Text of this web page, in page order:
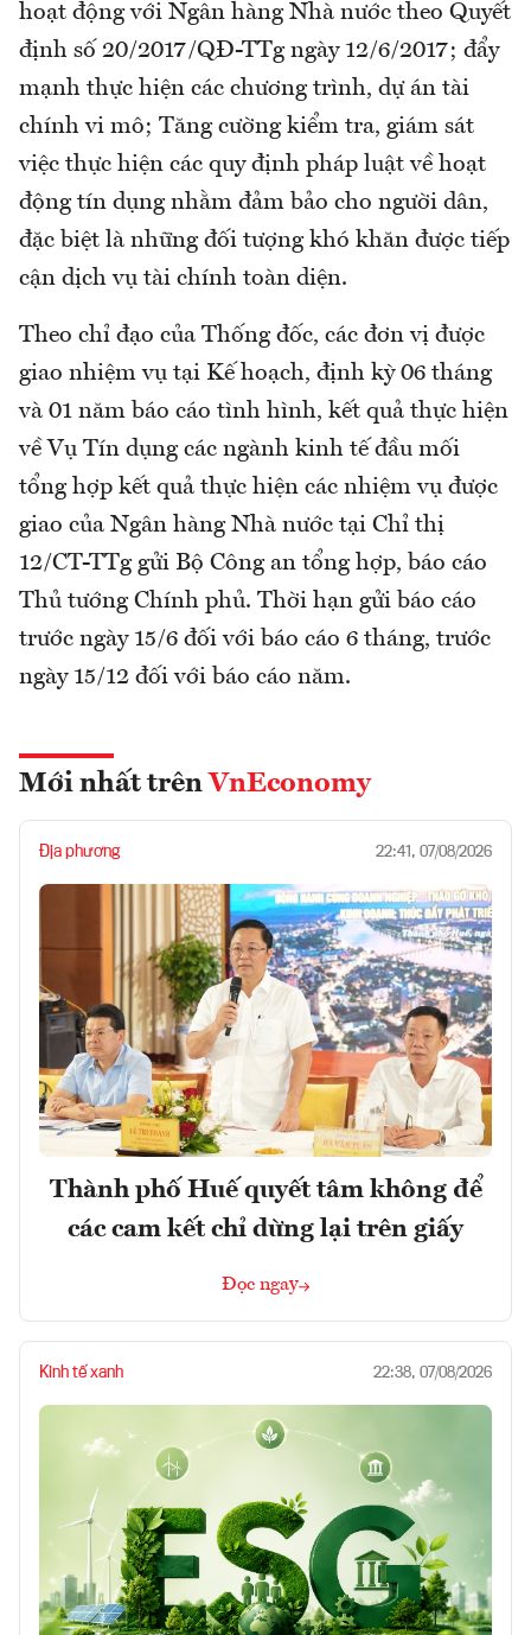
hoạt động với Ngân hàng Nhà nước theo Quyết
định số 20/2017/QĐ-TTg ngày 12/6/2017; đẩy
mạnh thực hiện các chương trình, dự án tài
chính vi mô; Tăng cường kiểm tra, giám sát
việc thực hiện các quy định pháp luật về hoạt
động tín dụng nhằm đảm bảo cho người dân,
đặc biệt là những đối tượng khó khăn được tiếp
cận dịch vụ tài chính toàn diện.
Theo chỉ đạo của Thống đốc, các đơn vị được
giao nhiệm vụ tại Kế hoạch, định kỳ 06 tháng
và 01 năm báo cáo tình hình, kết quả thực hiện
về Vụ Tín dụng các ngành kinh tế đầu mối
tổng hợp kết quả thực hiện các nhiệm vụ được
giao của Ngân hàng Nhà nước tại Chỉ thị
12/CT-TTg gửi Bộ Công an tổng hợp, báo cáo
Thủ tướng Chính phủ. Thời hạn gửi báo cáo
trước ngày 15/6 đối với báo cáo 6 tháng, trước
ngày 15/12 đối với báo cáo năm.
Mới nhất trên VnEconomy
Địa phương 22:41, 07/08/2026
Thành phố Huế quyết tâm không để
các cam kết chỉ dừng lại trên giấy
Đọc ngay
Kinh tế xanh 22:38, 07/08/2026